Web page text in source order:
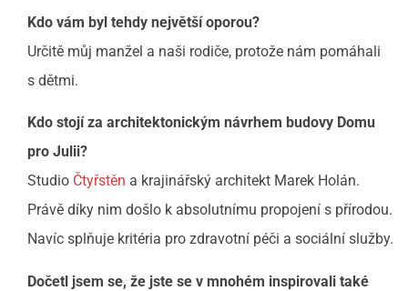
Kdo vám byl tehdy největší oporou?
Určitě můj manžel a naši rodiče, protože nám pomáhali
s dětmi.
Kdo stojí za architektonickým návrhem budovy Domu
pro Julii?
Studio Čtyřstěn a krajinářský architekt Marek Holán.
Právě díky nim došlo k absolutnímu propojení s přírodou.
Navíc splňuje kritéria pro zdravotní péči a sociální služby.
Dočetl jsem se, že jste se v mnohém inspirovali také